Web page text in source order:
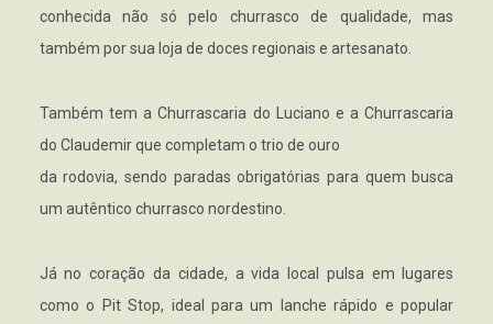
conhecida não só pelo churrasco de qualidade, mas
também por sua loja de doces regionais e artesanato.
Também tem a Churrascaria do Luciano e a Churrascaria
do Claudemir que completam o trio de ouro
da rodovia, sendo paradas obrigatórias para quem busca
um autêntico churrasco nordestino.
Já no coração da cidade, a vida local pulsa em lugares
como o Pit Stop, ideal para um lanche rápido e popular